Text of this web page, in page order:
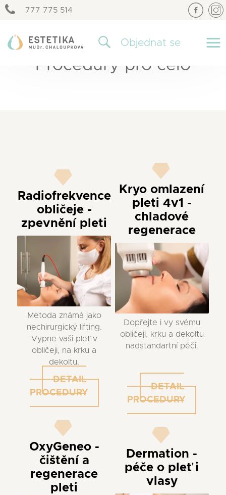
777 775 514
Objednat se
Procedury pro čelo
Radiofrekvence
obličeje -
zpevnění pleti
Metoda známá jako
nechirurgický lifting.
Vypne vaši pleť v
obličeji, na krku a
dekoltu.
DETAIL
PROCEDURY
Kryo omlazení
pleti 4v1 -
chladové
regenerace
Dopřejte i vy svému
obličeji, krku a dekoltu
nadstandartní péči.
DETAIL
PROCEDURY
OxyGeneo -
čištění a
regenerace
pleti
Dermation -
péče o pleť i
vlasy
×